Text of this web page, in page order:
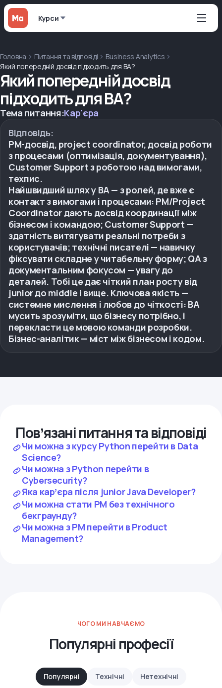
Курси
Головна Питання та відповіді
Business Analytics
Який попередній досвід підходить для BA?
Який попередній досвід
підходить для BA?
Тема питання:Кар'єра
Відповідь:
PM-досвід, project coordinator, досвід роботи
з процесами (оптимізація, документування),
Customer Support з роботою над вимогами,
техпис.
Найшвидший шлях у BA — з ролей, де вже є
контакт з вимогами і процесами: PM/Project
Coordinator дають досвід координації між
бізнесом і командою; Customer Support —
здатність витягувати реальні потреби з
користувачів; технічні писателі — навичку
фіксувати складне у читабельну форму; QA з
документальним фокусом — увагу до
деталей. Тобі це дає чіткий план росту від
junior до middle і вище. Ключова якість —
системне мислення і любов до чіткості: BA
мусить зрозуміти, що бізнесу потрібно, і
перекласти це мовою команди розробки.
Бізнес-аналітик — міст між бізнесом і кодом.
Повʼязані питання та відповіді
Чи можна з курсу Python перейти в Data
Science?
Чи можна з Python перейти в
Cybersecurity?
Яка карʼєра після junior Java Developer?
Чи можна стати PM без технічного
бекграунду?
Чи можна з PM перейти в Product
Management?
ЧОГО МИ НАВЧАЄМО
Популярні професії
Популярні Технічні Нетехнічні